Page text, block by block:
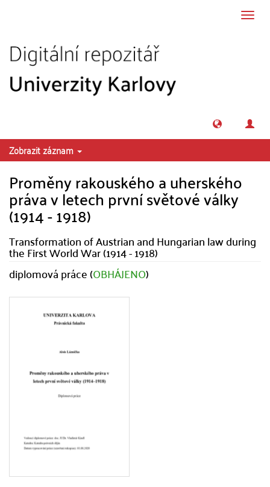
Zobrazit záznam
Proměny rakouského a uherského
práva v letech první světové války
(1914 - 1918)
Transformation of Austrian and Hungarian law during
the First World War (1914 - 1918)
diplomová práce (OBHÁJENO)